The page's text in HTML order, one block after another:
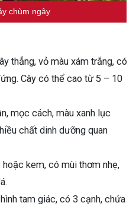
chùm ngây
thẳng, vỏ màu xám trắng, có
Cây có thể cao từ 5 – 10
mọc cách, màu xanh lục
chất dinh dưỡng quan
hoặc kem, có mùi thơm nhẹ,
tam giác, có 3 cạnh, chứa